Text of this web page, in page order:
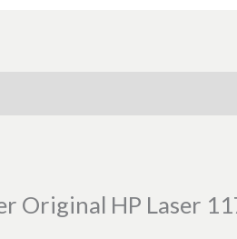
Original HP Laser